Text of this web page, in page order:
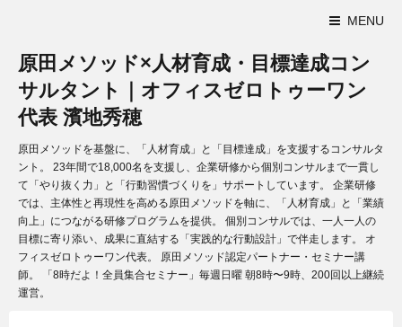
MENU
原田メソッド×人材育成・目標達成コン
サルタント｜オフィスゼロトゥーワン
代表 濱地秀穂
原田メソッドを基盤に、「人材育成」と「目標達成」を支援するコンサルタ
ント。 23年間で18,000名を支援し、企業研修から個別コンサルまで一貫し
て「やり抜く力」と「行動習慣づくりを」サポートしています。 企業研修
では、主体性と再現性を高める原田メソッドを軸に、「人材育成」と「業績
向上」につながる研修プログラムを提供。 個別コンサルでは、一人一人の
目標に寄り添い、成果に直結する「実践的な行動設計」で伴走します。 オ
フィスゼロトゥーワン代表。 原田メソッド認定パートナー・セミナー講
師。 「8時だよ！全員集合セミナー」毎週日曜 朝8時〜9時、200回以上継続
運営。